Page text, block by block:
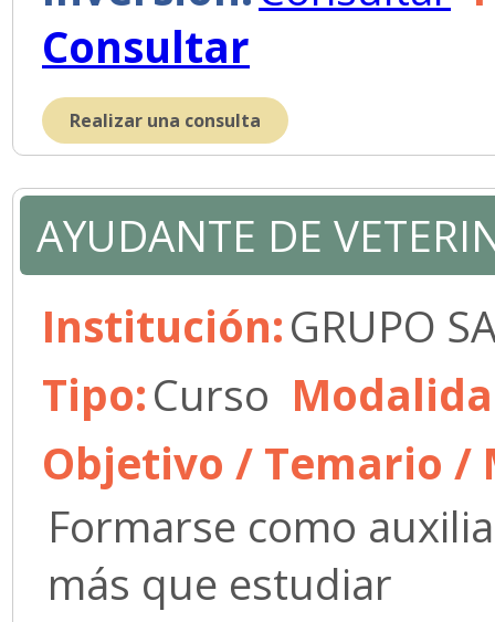
Consultar
Realizar una consulta
AYUDANTE DE
Institución:GRUPO
Tipo:Curso
Objetivo / Temario /
Formarse como
más que estudiar